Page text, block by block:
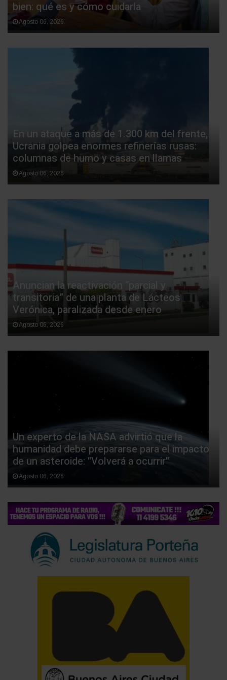
bien: qué es y cómo cuidarla
Agosto 06, 2026
En un ataque a más de 1.300 km del frente,
Ucrania golpea enormes refinerías rusas:
columnas de humo y casas en llamas
Agosto 06, 2026
Anuncian la reactivación “parcial y
transitoria” de una planta de Lácteos
Verónica, paralizada desde enero
Agosto 06, 2026
Un experto de la NASA advirtió que la
humanidad debe prepararse para el impacto
de un asteroide: "Volverá a ocurrir"
Agosto 06, 2026